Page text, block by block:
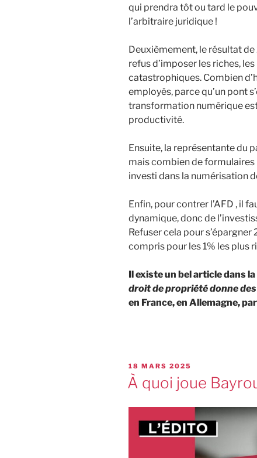
qui prendra tôt ou tard le
l’arbitraire juridique !
Deuxièmement, le résultat
refus d’imposer les riches,
catastrophiques. Combien
employés, parce qu’un pont
transformation numérique
productivité.
Ensuite, la représentante du
mais combien de formulaires
investi dans la numérisation
Enfin, pour contrer l’AFD , il
dynamique, donc de
Refuser cela pour
compris pour les 1% les plus
Il existe un bel article dans
droit de propriété donne
en France, en Allemagne,
18 MARS 2025
À quoi joue